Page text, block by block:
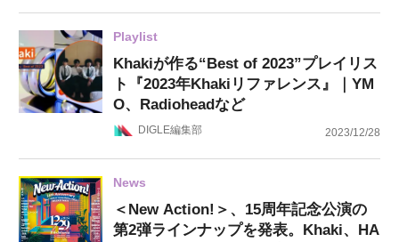
Playlist
Khakiが作る“Best of 2023”プレイリス
ト『2023年Khakiリファレンス』｜YM
O、Radioheadなど
DIGLE編集部 2023/12/28
News
＜New Action!＞、15周年記念公演の
第2弾ラインナップを発表。Khaki、HA